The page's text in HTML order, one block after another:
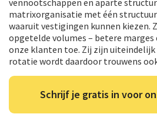
matrixorganisatie met één
waaruit vestigingen kunnen kiezen.
opgetelde volumes – betere
onze klanten toe. Zij zijn uiteindelijk
rotatie wordt daardoor trouwens
Schrijf je gratis in voor